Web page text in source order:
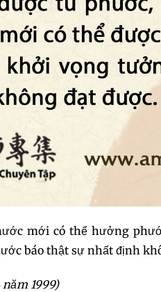
mới có thể hưởng
báo thật sự nhất định
1999)